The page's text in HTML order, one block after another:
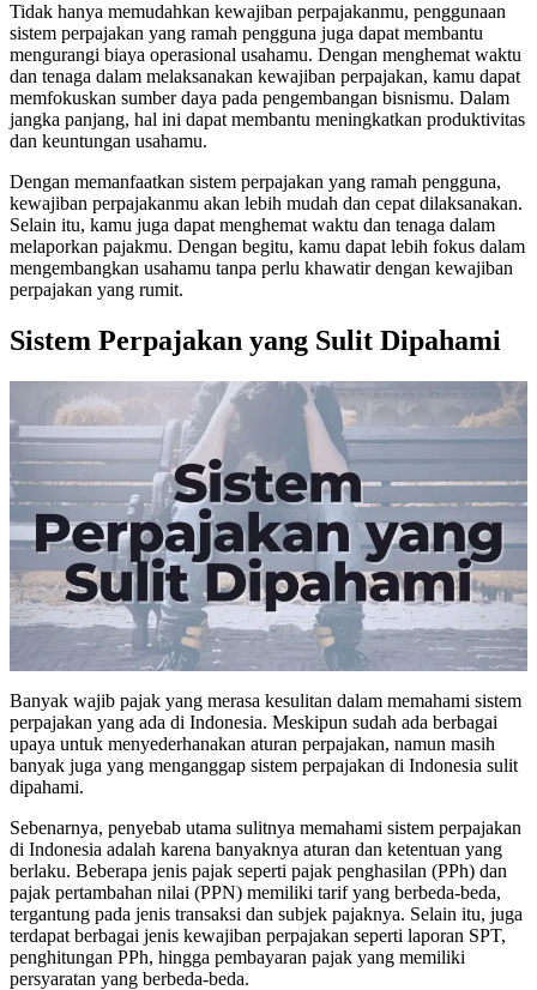
Tidak hanya memudahkan kewajiban perpajakanmu, penggunaan
sistem perpajakan yang ramah pengguna juga dapat membantu
mengurangi biaya operasional usahamu. Dengan menghemat waktu
dan tenaga dalam melaksanakan kewajiban perpajakan, kamu dapat
memfokuskan sumber daya pada pengembangan bisnismu. Dalam
jangka panjang, hal ini dapat membantu meningkatkan produktivitas
dan keuntungan usahamu.
Dengan memanfaatkan sistem perpajakan yang ramah pengguna,
kewajiban perpajakanmu akan lebih mudah dan cepat dilaksanakan.
Selain itu, kamu juga dapat menghemat waktu dan tenaga dalam
melaporkan pajakmu. Dengan begitu, kamu dapat lebih fokus dalam
mengembangkan usahamu tanpa perlu khawatir dengan kewajiban
perpajakan yang rumit.
Sistem Perpajakan yang Sulit Dipahami
Banyak wajib pajak yang merasa kesulitan dalam memahami sistem
perpajakan yang ada di Indonesia. Meskipun sudah ada berbagai
upaya untuk menyederhanakan aturan perpajakan, namun masih
banyak juga yang menganggap sistem perpajakan di Indonesia sulit
dipahami.
Sebenarnya, penyebab utama sulitnya memahami sistem perpajakan
di Indonesia adalah karena banyaknya aturan dan ketentuan yang
berlaku. Beberapa jenis pajak seperti pajak penghasilan (PPh) dan
pajak pertambahan nilai (PPN) memiliki tarif yang berbeda-beda,
tergantung pada jenis transaksi dan subjek pajaknya. Selain itu, juga
terdapat berbagai jenis kewajiban perpajakan seperti laporan SPT,
penghitungan PPh, hingga pembayaran pajak yang memiliki
persyaratan yang berbeda-beda.